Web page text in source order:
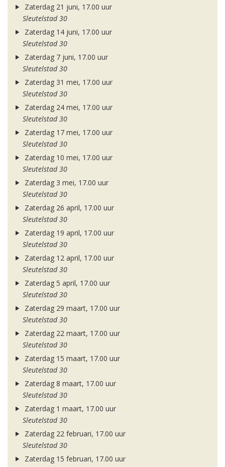
Zaterdag 21 juni, 17.00 uur
Sleutelstad 30
Zaterdag 14 juni, 17.00 uur
Sleutelstad 30
Zaterdag 7 juni, 17.00 uur
Sleutelstad 30
Zaterdag 31 mei, 17.00 uur
Sleutelstad 30
Zaterdag 24 mei, 17.00 uur
Sleutelstad 30
Zaterdag 17 mei, 17.00 uur
Sleutelstad 30
Zaterdag 10 mei, 17.00 uur
Sleutelstad 30
Zaterdag 3 mei, 17.00 uur
Sleutelstad 30
Zaterdag 26 april, 17.00 uur
Sleutelstad 30
Zaterdag 19 april, 17.00 uur
Sleutelstad 30
Zaterdag 12 april, 17.00 uur
Sleutelstad 30
Zaterdag 5 april, 17.00 uur
Sleutelstad 30
Zaterdag 29 maart, 17.00 uur
Sleutelstad 30
Zaterdag 22 maart, 17.00 uur
Sleutelstad 30
Zaterdag 15 maart, 17.00 uur
Sleutelstad 30
Zaterdag 8 maart, 17.00 uur
Sleutelstad 30
Zaterdag 1 maart, 17.00 uur
Sleutelstad 30
Zaterdag 22 februari, 17.00 uur
Sleutelstad 30
Zaterdag 15 februari, 17.00 uur